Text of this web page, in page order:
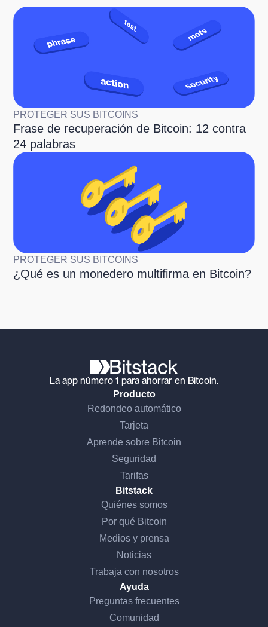
somos nosotros...
a estar seguros de que el contenido de este sitio te
antes de molestarte, pero nos encantaría acompañarte
PROTEGER SUS BITCOINS
Frase de recuperación de Bitcoin: 12 contra
24 palabras
PROTEGER SUS BITCOINS
¿Qué es un monedero multifirma en Bitcoin?
La app número 1 para ahorrar en Bitcoin.
Producto
Redondeo automático
Tarjeta
Aprende sobre Bitcoin
Seguridad
Tarifas
Bitstack
Quiénes somos
Por qué Bitcoin
Medios y prensa
Noticias
Trabaja con nosotros
Ayuda
Preguntas frecuentes
Comunidad